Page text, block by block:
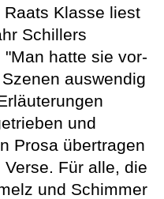
Klasse liest
Schillers
hatte sie vor-
auswendig
und
Prosa übertragen
Für alle, die
und Schimmer